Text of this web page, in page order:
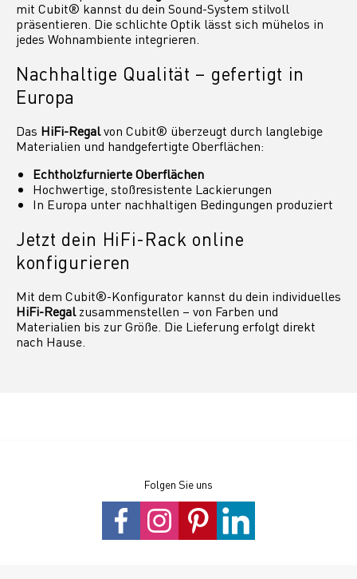
mit Cubit® kannst du dein Sound-System stilvoll
präsentieren. Die schlichte Optik lässt sich mühelos in
jedes Wohnambiente integrieren.
Nachhaltige Qualität – gefertigt in
Europa
Das HiFi-Regalvon Cubit® überzeugt durch langlebige
Materialien und handgefertigte Oberflächen:
Echtholzfurnierte Oberflächen
Hochwertige, stoßresistente Lackierungen
In Europa unter nachhaltigen Bedingungen produziert
Jetzt dein HiFi-Rack online
konfigurieren
Mit dem Cubit®-Konfigurator kannst du dein individuelles
HiFi-Regalzusammenstellen – von Farben und
Materialien bis zur Größe. Die Lieferung erfolgt direkt
nach Hause.
Folgen Sie uns